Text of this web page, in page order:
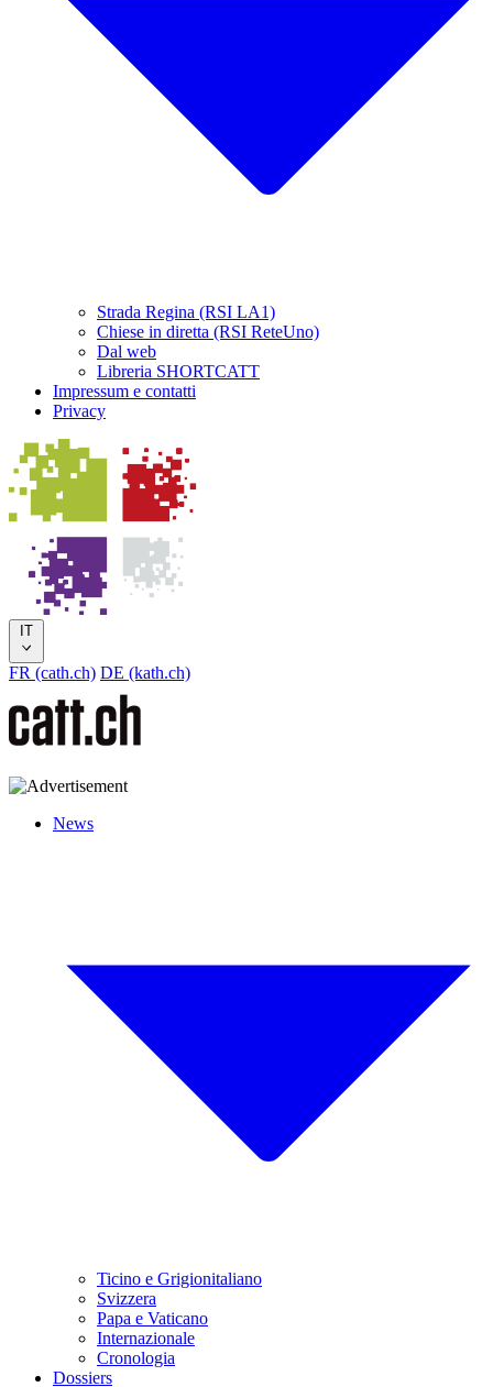
Strada Regina (RSI LA1)
Chiese in diretta (RSI ReteUno)
Dal web
Libreria SHORTCATT
Impressum e contatti
Privacy
IT
FR (cath.ch) DE (kath.ch)
News
Ticino e Grigionitaliano
Svizzera
Papa e Vaticano
Internazionale
Cronologia
Dossiers